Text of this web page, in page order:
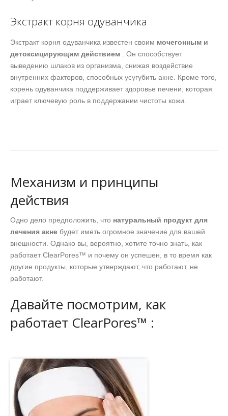
Экстракт корня одуванчика
Экстракт корня одуванчика известен своим мочегонным и
детоксицирующим действием . Он способствует
выведению шлаков из организма, снижая воздействие
внутренних факторов, способных усугубить акне. Кроме того,
корень одуванчика поддерживает здоровье печени, которая
играет ключевую роль в поддержании чистоты кожи.
Механизм и принципы
действия
Одно дело предположить, что натуральный продукт для
лечения акне будет иметь огромное значение для вашей
внешности. Однако вы, вероятно, хотите точно знать, как
работает ClearPores™ и почему он успешен, в то время как
другие продукты, которые утверждают, что работают, не
работают.
Давайте посмотрим, как
работает ClearPores™ :